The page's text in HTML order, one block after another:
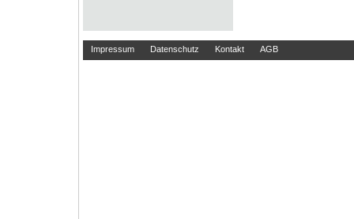
Impressum Datenschutz Kontakt AGB